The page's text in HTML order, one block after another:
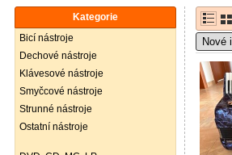
Kategorie
Bicí nástroje
Dechové nástroje
Klávesové nástroje
Smyčcové nástroje
Strunné nástroje
Ostatní nástroje
Nové